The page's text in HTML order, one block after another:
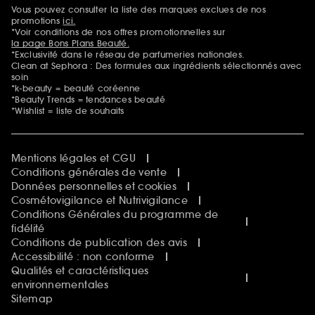
Sephora Beautiful Club
Clean at Sephora
Idées & Inspirations Beauté
Mentions additionnelles
Vous pouvez consulter la liste des marques exclues de nos
promotionsici.
*Voir conditions de nos offres promotionnelles sur
la page Bons Plans Beauté.
*Exclusivité dans le réseau de parfumeries nationales.
Clean at Sephora : Des formules aux ingrédients sélectionnés avec
soin
*k-beauty = beauté coréenne
*Beauty Trends = tendances beauté
*Wishlist = liste de souhaits
Mentions légales et CGU
Conditions générales de vente
Données personnelles et cookies
Cosmétovigilance et Nutrivigilance
Conditions Générales du programme de
fidélité
Conditions de publication des avis
Accessibilité : non conforme
Qualités et caractéristiques
environnementales
Sitemap